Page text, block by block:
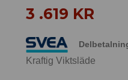
3 .619 KR
Kraftig Viktsläde